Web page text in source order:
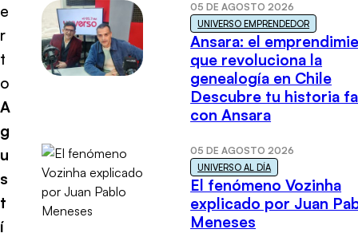
e
r
t
o
A
g
u
s
t
í
05 DE AGOSTO 2026
UNIVERSO EMPRENDEDOR
Ansara: el
que revoluciona la
genealogía en Chile
Descubre tu historia
con Ansara
05 DE AGOSTO 2026
UNIVERSO AL DÍA
El fenómeno Vozinha
explicado por Juan
Meneses